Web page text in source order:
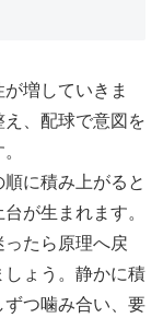
増していきま
、配球で意図を
に積み上がると
が生まれます。
たら原理へ戻
しょう。静かに積
つ噛み合い、要